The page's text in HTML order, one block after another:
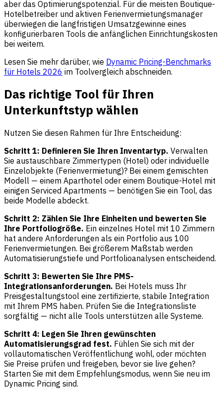
aber das Optimierungspotenzial. Für die meisten Boutique-
Hotelbetreiber und aktiven Ferienvermietungsmanager
überwiegen die langfristigen Umsatzgewinne eines
konfigurierbaren Tools die anfänglichen Einrichtungskosten
bei weitem.
Lesen Sie mehr darüber, wie Dynamic Pricing-Benchmarks
für Hotels 2026 im Toolvergleich abschneiden.
Das richtige Tool für Ihren
Unterkunftstyp wählen
Nutzen Sie diesen Rahmen für Ihre Entscheidung:
Schritt 1: Definieren Sie Ihren Inventartyp. Verwalten
Sie austauschbare Zimmertypen (Hotel) oder individuelle
Einzelobjekte (Ferienvermietung)? Bei einem gemischten
Modell — einem Aparthotel oder einem Boutique-Hotel mit
einigen Serviced Apartments — benötigen Sie ein Tool, das
beide Modelle abdeckt.
Schritt 2: Zählen Sie Ihre Einheiten und bewerten Sie
Ihre Portfoliogröße. Ein einzelnes Hotel mit 10 Zimmern
hat andere Anforderungen als ein Portfolio aus 100
Ferienvermietungen. Bei größerem Maßstab werden
Automatisierungstiefe und Portfolioanalysen entscheidend.
Schritt 3: Bewerten Sie Ihre PMS-
Integrationsanforderungen. Bei Hotels muss Ihr
Preisgestaltungstool eine zertifizierte, stabile Integration
mit Ihrem PMS haben. Prüfen Sie die Integrationsliste
sorgfältig — nicht alle Tools unterstützen alle Systeme.
Schritt 4: Legen Sie Ihren gewünschten
Automatisierungsgrad fest. Fühlen Sie sich mit der
vollautomatischen Veröffentlichung wohl, oder möchten
Sie Preise prüfen und freigeben, bevor sie live gehen?
Starten Sie mit dem Empfehlungsmodus, wenn Sie neu im
Dynamic Pricing sind.